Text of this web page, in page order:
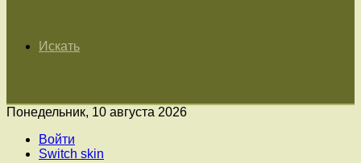
Искать
Понедельник, 10 августа 2026
Войти
Switch skin